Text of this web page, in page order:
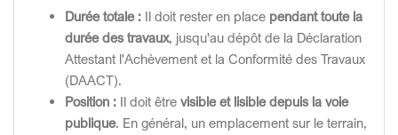
Durée totale : Il doit rester en place pendant toute la
durée des travaux, jusqu'au dépôt de la Déclaration
Attestant l'Achèvement et la Conformité des Travaux
(DAACT).
Position : Il doit être visible et lisible depuis la voie
publique. En général, un emplacement sur le terrain,